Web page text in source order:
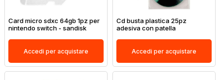
Card micro sdxc 64gb 1pz per
nintendo switch - sandisk
Accedi per acquistare
Cd busta plastica 25pz
adesiva con patella
Accedi per acquistare